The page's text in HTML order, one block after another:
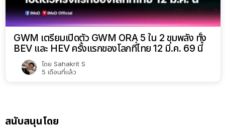
GWM เตรียมเปิดตัว GWM ORA 5 ใน 2 ขุมพลัง ทั้ง
BEV และ HEV ครั้งแรกของโลกที่ไทย 12 มี.ค. 69 นี้
โดย Sahakrit S
5 เดือนที่แล้ว
สนับสนุนโดย